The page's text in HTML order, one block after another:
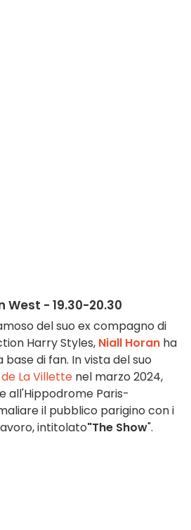
West - 19.30-20.30
del suo ex compagno di
Harry Styles, Niall Horan ha
di fan. In vista del suo
La Villette nel marzo 2024,
all'Hippodrome Paris-
il pubblico parigino con i
intitolato"The Show".